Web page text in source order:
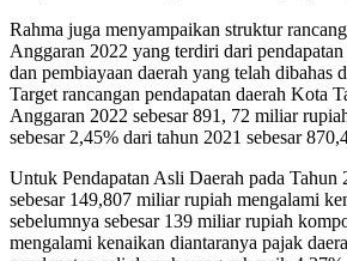
Rahma juga menyampaikan struktur
Anggaran 2022 yang terdiri dari pendapatan
dan pembiayaan daerah yang telah dibahas
Target rancangan pendapatan daerah Kota
Anggaran 2022 sebesar 891, 72 miliar
sebesar 2,45% dari tahun 2021 sebesar
Untuk Pendapatan Asli Daerah pada Tahun
sebesar 149,807 miliar rupiah mengalami
sebelumnya sebesar 139 miliar rupiah
mengalami kenaikan diantaranya pajak